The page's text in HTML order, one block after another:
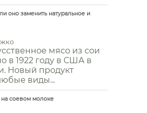
оно заменить натуральное и
мясо из сои
в 1922 году в США в
Новый продукт
виды...
соевом молоке